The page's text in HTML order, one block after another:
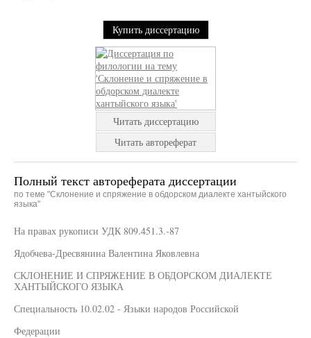
Купить диссертацию
Читать диссертацию
Читать автореферат
Полный текст автореферата диссертации
по теме "Склонение и спряжение в обдорском диалекте хантыйского
языка"
На правах рукописи УДК 809.451.3.-87
Ядобчева-Дресвянина Валентина Яковлевна
СКЛОНЕНИЕ И СПРЯЖЕНИЕ В ОБДОРСКОМ ДИАЛЕКТЕ
ХАНТЫЙСКОГО ЯЗЫКА
Специальность 10.02.02 - Языки народов Российской
Федерации